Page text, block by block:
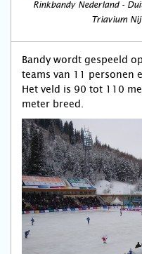
Rinkbandy Nederland -
Triavium
Bandy wordt gespeeld
teams van 11 personen
Het veld is 90 tot 110
meter breed.